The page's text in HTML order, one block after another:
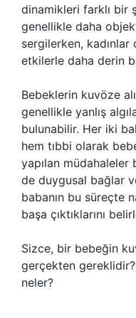
dinamikleri farklı bir
genellikle daha
sergilerken,
etkilerle daha derin
Bebeklerin kuvöze
genellikle yanlış
bulunabilir. Her iki
hem tıbbi olarak
yapılan
de duygusal bağlar
babanın bu süreçte
başa çıktıklarını
Sizce, bir bebeğin
gerçekten
neler?